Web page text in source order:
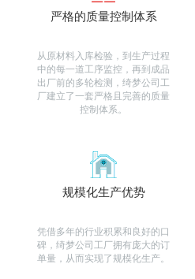
严格的质量控制体系
从原材料入库检验，到生产过程
中的每一道工序监控，再到成品
出厂前的多轮检测，绮梦公司工
厂建立了一套严格且完善的质量
控制体系。
规模化生产优势
凭借多年的行业积累和良好的口
碑，绮梦公司工厂拥有庞大的订
单量，从而实现了规模化生产。